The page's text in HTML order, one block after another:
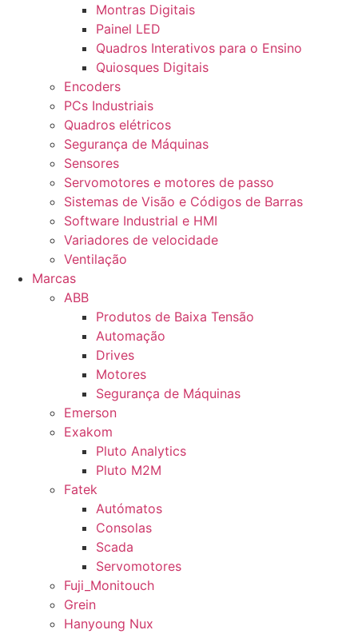
Montras Digitais
Painel LED
Quadros Interativos para o Ensino
Quiosques Digitais
Encoders
PCs Industriais
Quadros elétricos
Segurança de Máquinas
Sensores
Servomotores e motores de passo
Sistemas de Visão e Códigos de Barras
Software Industrial e HMI
Variadores de velocidade
Ventilação
Marcas
ABB
Produtos de Baixa Tensão
Automação
Drives
Motores
Segurança de Máquinas
Emerson
Exakom
Pluto Analytics
Pluto M2M
Fatek
Autómatos
Consolas
Scada
Servomotores
Fuji_Monitouch
Grein
Hanyoung Nux